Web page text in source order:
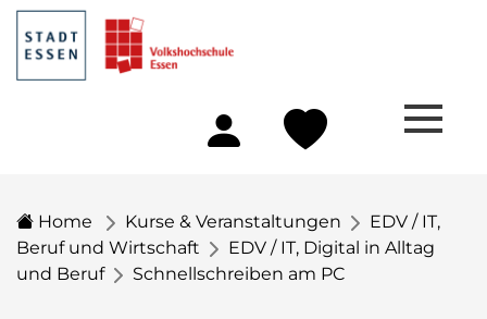
Home Kurse & Veranstaltungen
EDV / IT,
Beruf und Wirtschaft
EDV / IT, Digital in Alltag
und Beruf
Schnellschreiben am PC